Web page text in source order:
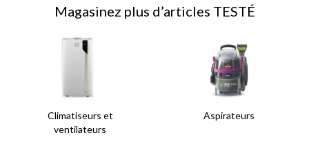
Magasinez plus d’articles TESTÉ
Climatiseurs et
ventilateurs
Aspirateurs